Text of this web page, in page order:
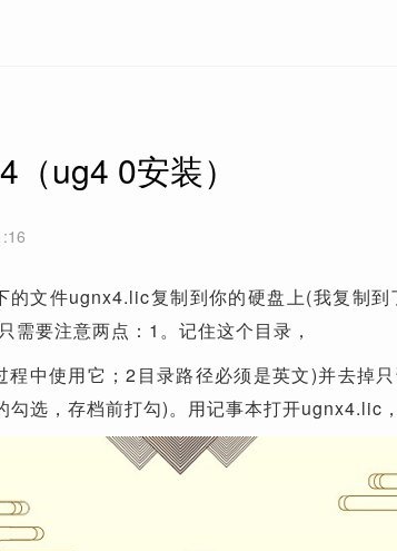
ug4 0安装）
的文件ugnx4.lic复制到你的硬盘上(我复制
需要注意两点：1。记住这个目录，
程中使用它；2目录路径必须是英文)并去掉
勾选，存档前打勾)。用记事本打开ugnx4.lic，